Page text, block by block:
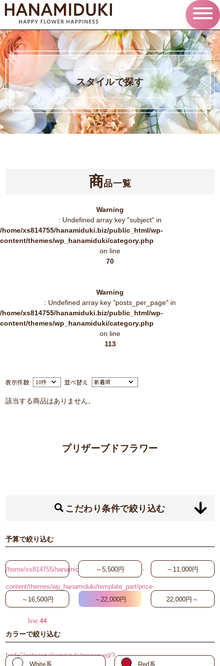
スタイルで探す
商品一覧
Warning
: Undefined array key "subject" in
/home/xs814755/hanamiduki.biz/public_html/wp-
content/themes/wp_hanamiduki/category.php
on line
70
Warning
: Undefined array key "posts_per_page" in
/home/xs814755/hanamiduki.biz/public_html/wp-
content/themes/wp_hanamiduki/category.php
on line
113
表示件数 並べ替え
該当する商品はありません。
プリザーブドフラワー
こだわり条件で絞り込む
予算で絞り込む
/home/xs814755/hanamiduki.biz/public_html/wp-
content/themes/wp_hanamiduki/template_part/price-
search-button.php on
line44
"
href="/category/item/style/preserved/?
～5,500円 ～11,000円
～16,500円 ～22,000円 22,000円～
カラーで絞り込む
White系 Red系